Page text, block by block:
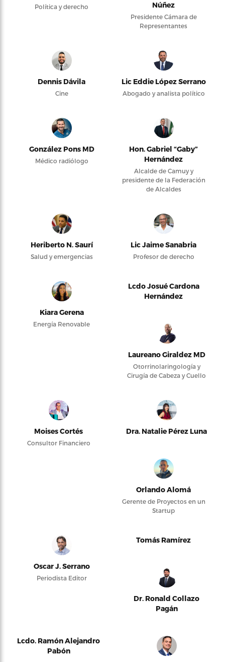
Política y derecho
Núñez
Presidente Cámara de
Representantes
Dennis Dávila
Cine
Lic Eddie López Serrano
Abogado y analista político
González Pons MD
Médico radiólogo
Hon. Gabriel “Gaby”
Hernández
Alcalde de Camuy y
presidente de la Federación
de Alcaldes
Heriberto N. Saurí
Salud y emergencias
Lic Jaime Sanabria
Profesor de derecho
Kiara Gerena
Energía Renovable
Lcdo Josué Cardona
Hernández
Laureano Giraldez MD
Otorrinolaringología y
Cirugía de Cabeza y Cuello
Moises Cortés
Consultor Financiero
Dra. Natalie Pérez Luna
Orlando Alomá
Gerente de Proyectos en un
Startup
Oscar J. Serrano
Periodista Editor
Tomás Ramírez
Dr. Ronald Collazo
Pagán
Lcdo. Ramón Alejandro
Pabón